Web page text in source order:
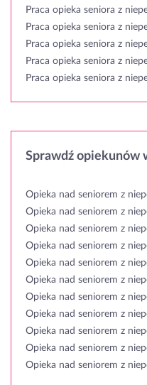
Praca opieka seniora z
Praca opieka seniora z
Praca opieka seniora z
Praca opieka seniora z
Praca opieka seniora z
Sprawdź opiekunów
Opieka nad seniorem z
Opieka nad seniorem z
Opieka nad seniorem z
Opieka nad seniorem z
Opieka nad seniorem z
Opieka nad seniorem z
Opieka nad seniorem z
Opieka nad seniorem z
Opieka nad seniorem z
Opieka nad seniorem z
Opieka nad seniorem z